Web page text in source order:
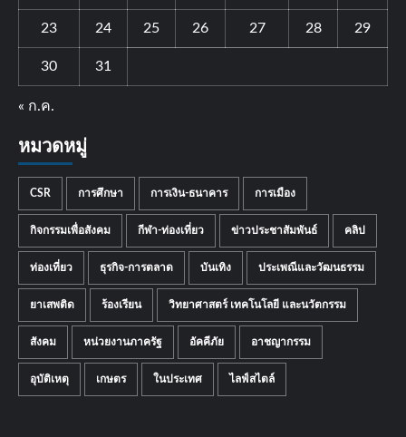
23 24 25 26 27 28 29
30 31
« ก.ค.
หมวดหมู่
CSR การศึกษา การเงิน-ธนาคาร การเมือง
กิจกรรมเพื่อสังคม กีฬา-ท่องเที่ยว ข่าวประชาสัมพันธ์ คลิป
ท่องเที่ยว ธุรกิจ-การตลาด บันเทิง ประเพณีและวัฒนธรรม
ยาเสพติด ร้องเรียน วิทยาศาสตร์ เทคโนโลยี และนวัตกรรม
สังคม หน่วยงานภาครัฐ อัคคีภัย อาชญากรรม
อุบัติเหตุ เกษตร ในประเทศ ไลฟ์สไตล์